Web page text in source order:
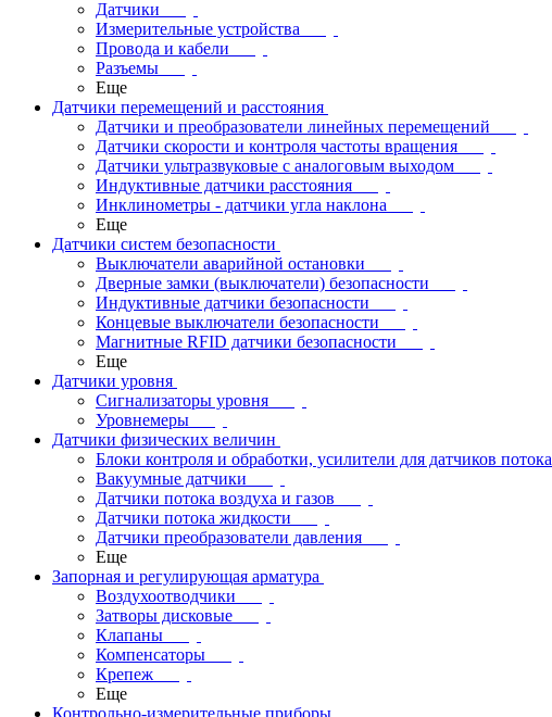
Датчики
Измерительные устройства
Провода и кабели
Разъемы
Еще
Датчики перемещений и расстояния
Датчики и преобразователи линейных перемещений
Датчики скорости и контроля частоты вращения
Датчики ультразвуковые с аналоговым выходом
Индуктивные датчики расстояния
Инклинометры - датчики угла наклона
Еще
Датчики систем безопасности
Выключатели аварийной остановки
Дверные замки (выключатели) безопасности
Индуктивные датчики безопасности
Концевые выключатели безопасности
Магнитные RFID датчики безопасности
Еще
Датчики уровня
Сигнализаторы уровня
Уровнемеры
Датчики физических величин
Блоки контроля и обработки, усилители для датчиков потока
Вакуумные датчики
Датчики потока воздуха и газов
Датчики потока жидкости
Датчики преобразователи давления
Еще
Запорная и регулирующая арматура
Воздухоотводчики
Затворы дисковые
Клапаны
Компенсаторы
Крепеж
Еще